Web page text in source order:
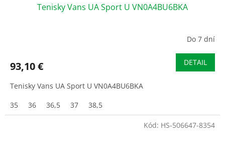
Tenisky Vans UA Sport U VN0A4BU6BKA
Do 7 dní
93,10 € DETAIL
Tenisky Vans UA Sport U VN0A4BU6BKA
35
36 36,5 37 38,5
Kód: HS-506647-8354